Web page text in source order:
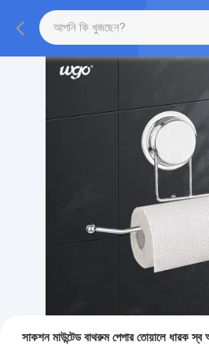
সাকশন মাউন্টেড বাথরুম পেপার তোয়ালে ধারক